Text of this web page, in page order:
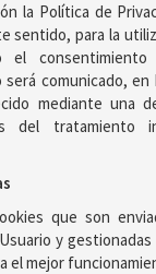
la Política de
sentido, para la
el
comunicado, en
mediante una
del tratamiento
que son
y
el mejor